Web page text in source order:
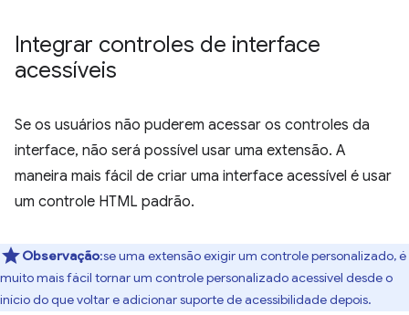
Integrar controles de interface
acessíveis
Se os usuários não puderem acessar os controles da
interface, não será possível usar uma extensão. A
maneira mais fácil de criar uma interface acessível é usar
um controle HTML padrão.
Observação:se uma extensão exigir um controle personalizado, é
muito mais fácil tornar um controle personalizado acessível desde o
início do que voltar e adicionar suporte de acessibilidade depois.